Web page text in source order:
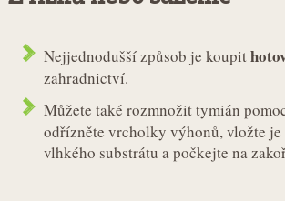
Nejjednodušší způsob je koupit
zahradnictví.
Můžete také rozmnožit tymián
odřízněte vrcholky výhonů, vložte je
vlhkého substrátu a počkejte na